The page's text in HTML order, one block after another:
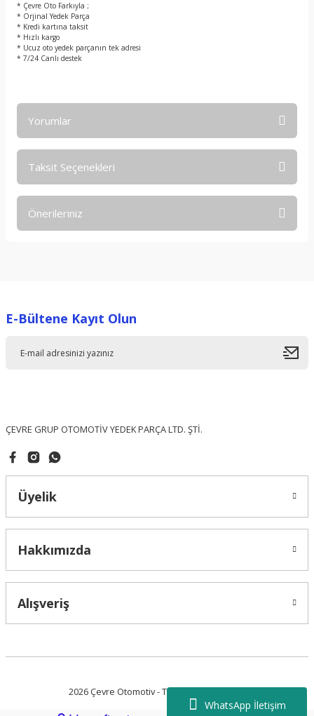
WhatsApp İletişim
* Çevre Oto Farkıyla ;
* Orjinal Yedek Parça
* Kredi kartına taksit
* Hızlı kargo
* Ucuz oto yedek parçanın tek adresi
* 7/24 Canlı destek
Yorumlar
Taksit Seçenekleri
Önerileriniz
Ürün resmi kalitesiz, bozuk veya görüntülenemiyor.
E-Bültene Kayıt Olun
ÇEVRE GRUP OTOMOTİV YEDEK PARÇA LTD. ŞTİ.
Üyelik
Hakkımızda
Alışveriş
2026 Çevre Otomotiv - Tüm Hakları Saklıdır.